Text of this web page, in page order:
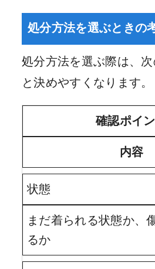
処分方法を選ぶときの
処分方法を選ぶ際は、
と決めやすくなります。
確認ポイ
内容
状態
まだ着られる状態か、
るか